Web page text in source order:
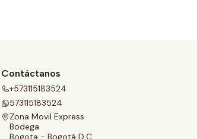
Contáctanos
+573115183524
573115183524
Zona Movil Express
Bodega
Bogota - Bogotá D.C.